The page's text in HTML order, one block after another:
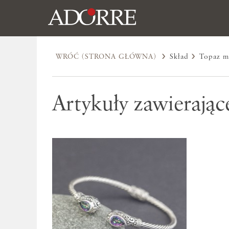
WRÓĆ (STRONA GŁÓWNA) Skład Topaz
Artykuły